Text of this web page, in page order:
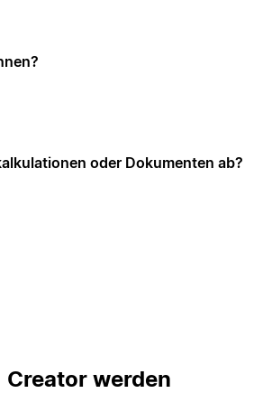
oder Dokumenten ab?
Creator werden